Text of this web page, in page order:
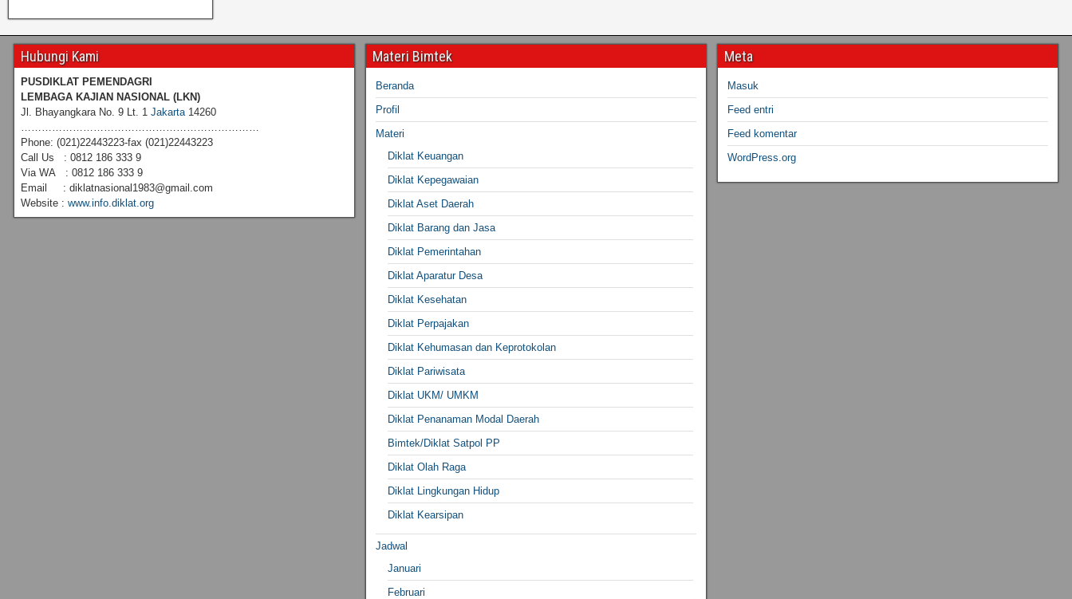
Hubungi Kami
PUSDIKLAT PEMENDAGRI
LEMBAGA KAJIAN NASIONAL (LKN)
Jl. Bhayangkara No. 9 Lt. 1 Jakarta14260
……………………………………………………………
Phone: (021)22443223-fax (021)22443223
Call Us : 0812 186 333 9
Via WA : 0812 186 333 9
Email : diklatnasional1983@gmail.com
Website : www.info.diklat.org
Materi Bimtek
Beranda
Profil
Materi
Diklat Keuangan
Diklat Kepegawaian
Diklat Aset Daerah
Diklat Barang dan Jasa
Diklat Pemerintahan
Diklat Aparatur Desa
Diklat Kesehatan
Diklat Perpajakan
Diklat Kehumasan dan Keprotokolan
Diklat Pariwisata
Diklat UKM/ UMKM
Diklat Penanaman Modal Daerah
Bimtek/Diklat Satpol PP
Diklat Olah Raga
Diklat Lingkungan Hidup
Diklat Kearsipan
Jadwal
Januari
Februari
Meta
Masuk
Feed entri
Feed komentar
WordPress.org